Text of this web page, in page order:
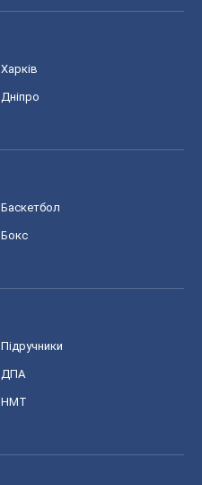
Харків
Дніпро
Баскетбол
Бокс
Підручники
ДПА
НМТ